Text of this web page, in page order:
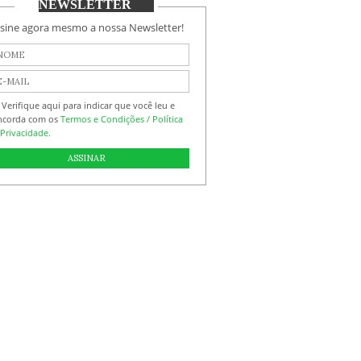
NEWSLETTER
agora mesmo a nossa Newsletter!
Verifique aqui para indicar que você leu e
com osTermos e Condições / Política